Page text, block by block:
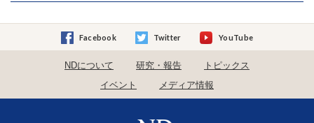
Facebook Twitter YouTube
NDについて 研究・報告
トピックス
イベント
メディア情報